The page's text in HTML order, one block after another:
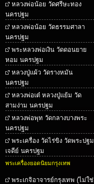
หลวงพ่อน้อย วัดศรีษะทอง
นครปฐม
หลวงพ่อน้อย วัดธรรมศาลา
นครปฐม
พระหลวงพ่อเงิน วัดดอนยาย
หอม นครปฐม
หลวงปู่แผ้ว วัดรางหมัน
นครปฐม
หลวงพ่อเต๋ หลวงปู่แย้ม วัด
สามง่าม นครปฐม
หลวงพ่อพุท วัดกลางบางพระ
นครปฐม
พระเครื่อง วัดไร่ขิง วัดพระปฐม
เจดีย์ นครปฐม
พระเครื่องยอดนิยมกรุงเทพ
พระเกจิอาจารย์กรุงเทพ (ไม่ใช่